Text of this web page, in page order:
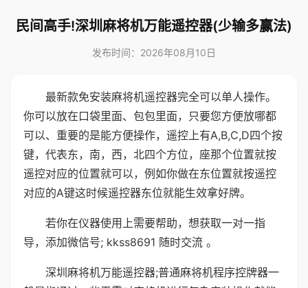
民间高手!深圳麻将机万能遥控器(少输多赢法)
发布时间：2026年08月10日
最新款免安装麻将机遥控器完全可以单人操作。
你可以放在口袋里面、包包里面，只要您方便放哪都
可以、重要的是能方便操作，遥控上有A,B,C,D四个按
键，代表东，南，西，北四个方位，座那个位置就按
遥控对应的位置就可以，例如你做在东位置就按遥控
对应的A键这时候遥控器东位就能生效拿好牌。
若你在仪器使用上需要帮助，想获取一对一指
导，添加微信号; kkss8691 随时交流 。
深圳麻将机万能遥控器;普通麻将机程序控牌器一